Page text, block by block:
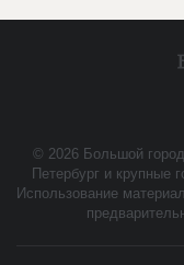
© 2026 Большой
Петербург и крупные
Использование